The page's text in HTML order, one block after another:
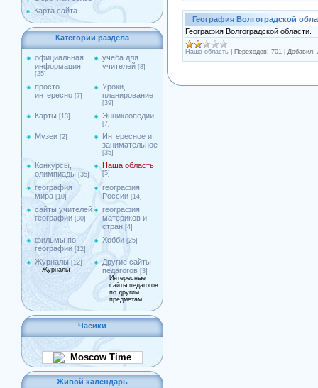
Карта сайта
Категории раздела
официальная
информация
[25]
учеба для
учителей [8]
просто
интересно [7]
Уроки,
планирование
[39]
Карты [13] Энциклопедии
[7]
Музеи [2]
Интересное и
занимательное
[35]
Конкурсы,
олимпиады [35]
Наша область
[5]
география
мира [10]
география
России [14]
сайты учителей
географии [30]
география
материков и
стран [4]
фильмы по
географии [12]
Хобби [25]
Журналы [12]
Журналы
Другие сайты
педагогов [3]
Интересные
сайты педагогов
по другим
предметам
Часики
Moscow Time
Живой календарь
География Волгоградской
География Волгоградской области.
Наша область Переходов: 701 Добавил: